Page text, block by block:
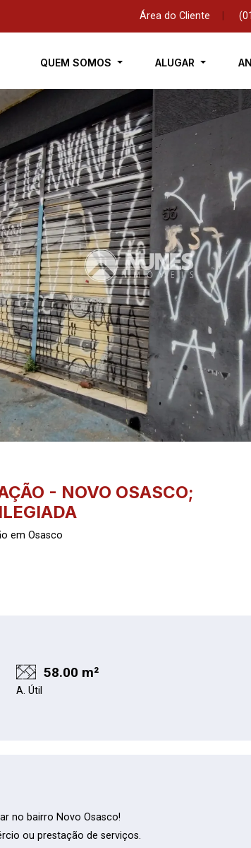
Área do Cliente
QUEM SOMOS ALUGAR
- NOVO OSASCO;
em Osasco
58.00 m²
A. Útil
no bairro Novo Osasco!
ou prestação de serviços.